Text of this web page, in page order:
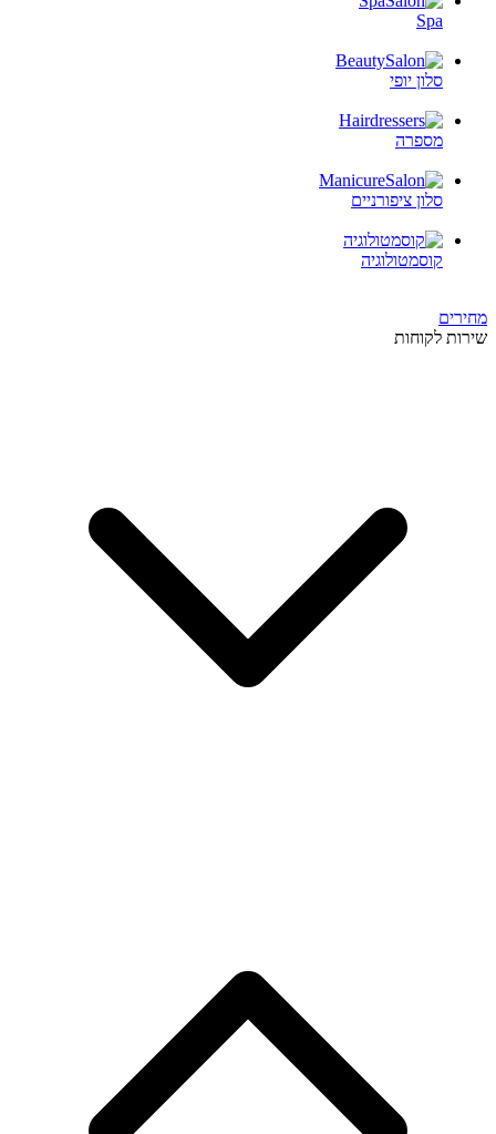
Spa
סלון יופי
מספרה
סלון ציפורניים
קוסמטולוגיה
מחירים
שירות לקוחות